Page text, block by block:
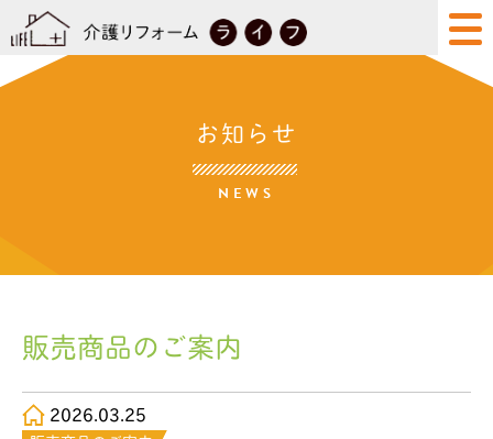
お知らせ
NEWS
販売商品のご案内
2026.03.25